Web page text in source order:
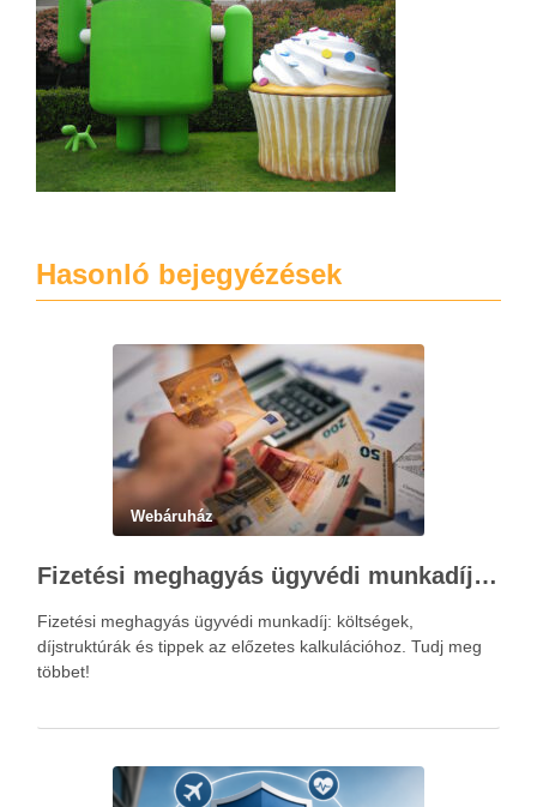
Hasonló bejegyézések
Webáruház
Fizetési meghagyás ügyvédi munkadíja: teljes költségvetési útmutató
Fizetési meghagyás ügyvédi munkadíj: költségek,
díjstruktúrák és tippek az előzetes kalkulációhoz. Tudj meg
többet!